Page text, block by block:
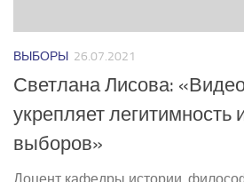
ВЫБОРЫ 26.07.2021
Светлана Лисова:
укрепляет легитимность
выборов»